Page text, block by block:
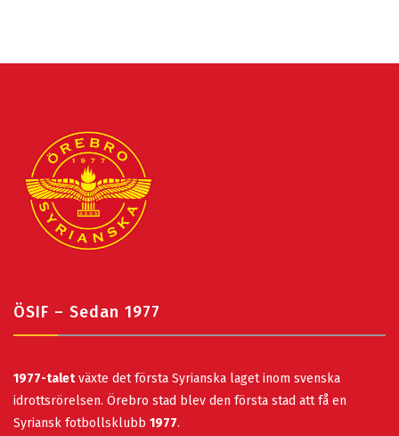
ÖSIF – Sedan 1977
1977-taletväxte det första Syrianska laget inom svenska
idrottsrörelsen. Örebro stad blev den första stad att få en
Syriansk fotbollsklubb 1977.